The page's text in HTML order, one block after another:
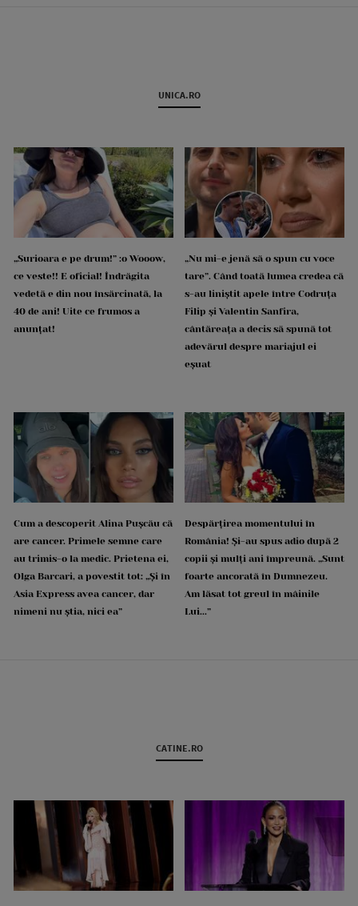
UNICA.RO
„Surioara e pe drum!” :o Wooow,
ce veste!! E oficial! Îndrăgita
vedetă e din nou însărcinată, la
40 de ani! Uite ce frumos a
anunțat!
„Nu mi-e jenă să o spun cu voce
tare”. Când toată lumea credea că
s-au liniștit apele între Codruța
Filip și Valentin Sanfira,
cântăreața a decis să spună tot
adevărul despre mariajul ei
eșuat
Cum a descoperit Alina Pușcău că
are cancer. Primele semne care
au trimis-o la medic. Prietena ei,
Olga Barcari, a povestit tot: „Și în
Asia Express avea cancer, dar
nimeni nu știa, nici ea”
Despărțirea momentului în
România! Și-au spus adio după 2
copii și mulți ani împreună. „Sunt
foarte ancorată în Dumnezeu.
Am lăsat tot greul în mâinile
Lui...”
CATINE.RO